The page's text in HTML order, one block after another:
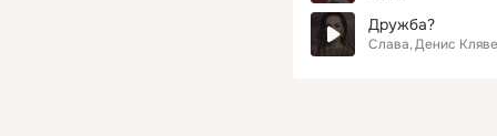
Дружба?
Слава Денис